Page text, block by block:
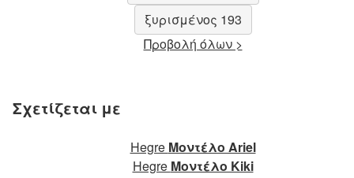
ξυρισμένος 193
Προβολή όλων >
Σχετίζεται με
Hegre Μοντέλο Ariel
Hegre Μοντέλο Kiki